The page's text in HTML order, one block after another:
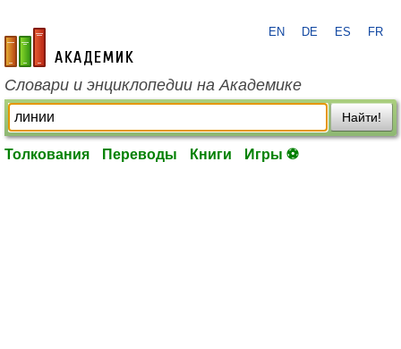
academic.ru
EN DE ES FR
Словари и энциклопедии на Академике
Найти!
Толкования Переводы Книги Игры ⚽